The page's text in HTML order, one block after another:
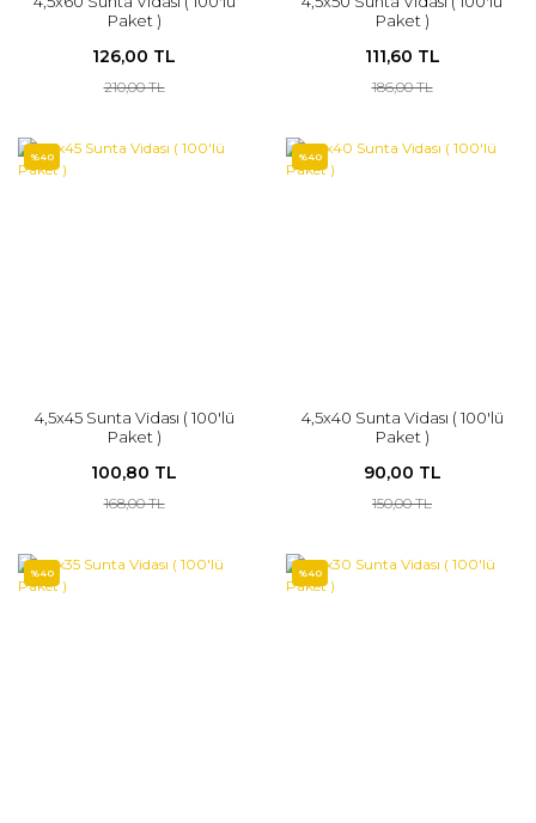
Paket )
126,00 TL
210,00 TL
Paket )
111,60 TL
186,00 TL
%40
4,5x45 Sunta Vidası ( 100'lü
Paket )
100,80 TL
168,00 TL
%40
4,5x40 Sunta Vidası ( 100'lü
Paket )
90,00 TL
150,00 TL
%40 %40